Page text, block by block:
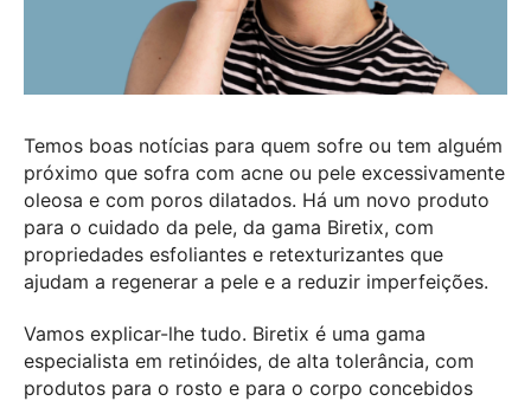
Temos boas notícias para quem sofre ou tem alguém
próximo que sofra com acne ou pele excessivamente
oleosa e com poros dilatados. Há um novo produto
para o cuidado da pele, da gama Biretix, com
propriedades esfoliantes e retexturizantes que
ajudam a regenerar a pele e a reduzir imperfeições.
Vamos explicar-lhe tudo. Biretix é uma gama
especialista em retinóides, de alta tolerância, com
produtos para o rosto e para o corpo concebidos